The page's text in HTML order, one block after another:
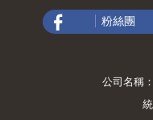
粉絲團
公司名稱